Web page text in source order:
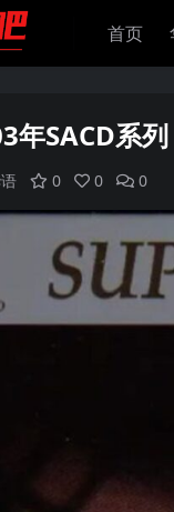
首页
年SACD系
0 0 0